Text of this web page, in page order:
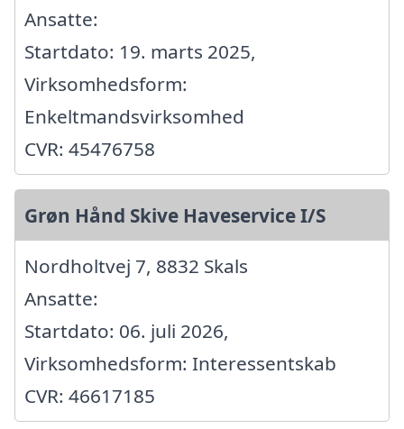
Ansatte:
Startdato: 19. marts 2025,
Virksomhedsform:
Enkeltmandsvirksomhed
CVR: 45476758
Grøn Hånd Skive Haveservice I/S
Nordholtvej 7, 8832 Skals
Ansatte:
Startdato: 06. juli 2026,
Virksomhedsform: Interessentskab
CVR: 46617185